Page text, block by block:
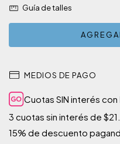
Guía de talles
MEDIOS DE PAGO
Cuotas SIN interés con
3 cuotas sin interés de
15% de descuento